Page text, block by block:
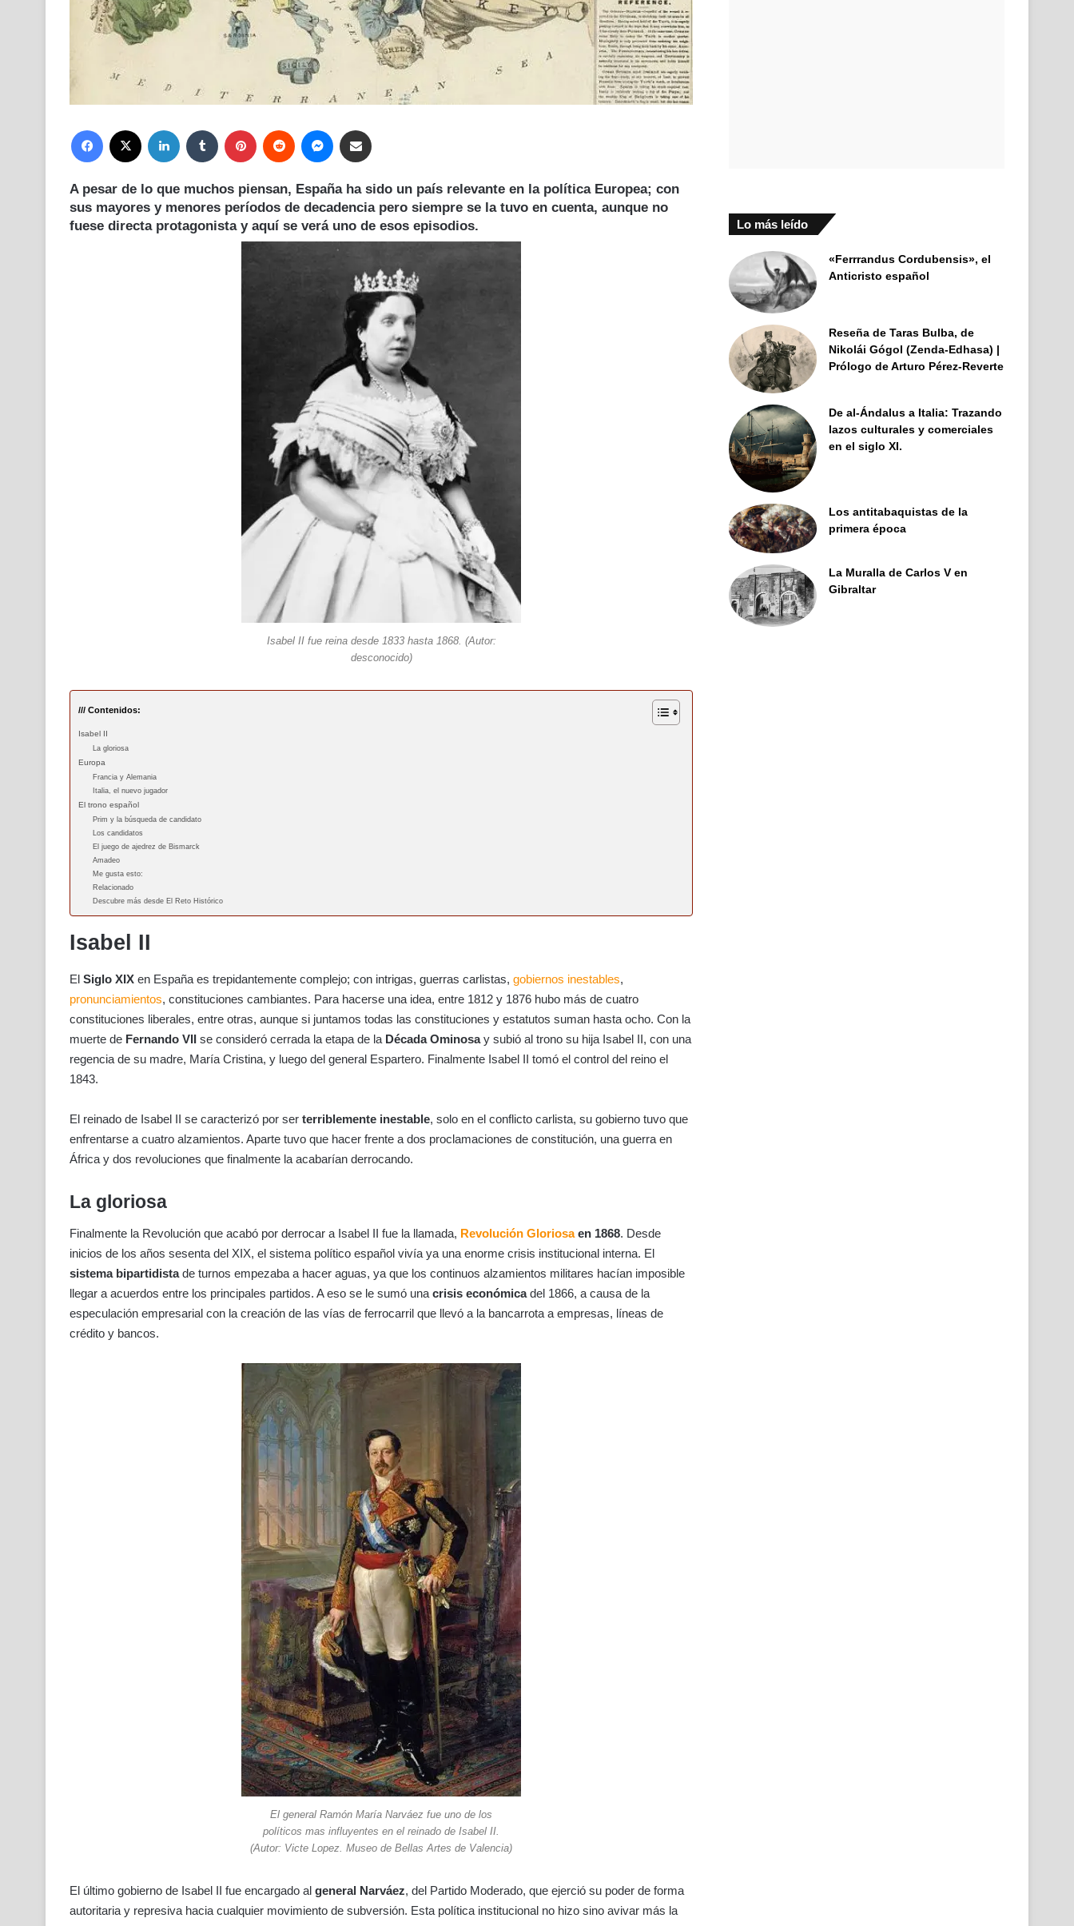
Facebook LinkedIn Tumblr Pinterest Reddit Messenger
A pesar de lo que muchos piensan, España ha sido un país relevante en la política Europea; con
sus mayores y menores períodos de decadencia pero siempre se la tuvo en cuenta, aunque no
fuese directa protagonista y aquí se verá uno de esos episodios.
Isabel II fue reina desde 1833 hasta 1868. (Autor:
desconocido)
/// Contenidos:
Isabel II
La gloriosa
Europa
Francia y Alemania
Italia, el nuevo jugador
El trono español
Prim y la búsqueda de candidato
Los candidatos
El juego de ajedrez de Bismarck
Amadeo
Me gusta esto:
Relacionado
Descubre más desde El Reto Histórico
Isabel II
El Siglo XIX en España es trepidantemente complejo; con intrigas, guerras carlistas, gobiernos inestables,
pronunciamientos, constituciones cambiantes. Para hacerse una idea, entre 1812 y 1876 hubo más de cuatro
constituciones liberales, entre otras, aunque si juntamos todas las constituciones y estatutos suman hasta ocho. Con la
muerte de Fernando VII se consideró cerrada la etapa de la Década Ominosay subió al trono su hija Isabel II, con una
regencia de su madre, María Cristina, y luego del general Espartero. Finalmente Isabel II tomó el control del reino el
1843.
El reinado de Isabel II se caracterizó por ser terriblemente inestable, solo en el conflicto carlista, su gobierno tuvo que
enfrentarse a cuatro alzamientos. Aparte tuvo que hacer frente a dos proclamaciones de constitución, una guerra en
África y dos revoluciones que finalmente la acabarían derrocando.
La gloriosa
Finalmente la Revolución que acabó por derrocar a Isabel II fue la llamada, Revolución Gloriosaen 1868. Desde
inicios de los años sesenta del XIX, el sistema político español vivía ya una enorme crisis institucional interna. El
sistema bipartidistade turnos empezaba a hacer aguas, ya que los continuos alzamientos militares hacían imposible
llegar a acuerdos entre los principales partidos. A eso se le sumó una crisis económicadel 1866, a causa de la
especulación empresarial con la creación de las vías de ferrocarril que llevó a la bancarrota a empresas, líneas de
crédito y bancos.
El general Ramón María Narváez fue uno de los
políticos mas influyentes en el reinado de Isabel II.
(Autor: Victe Lopez. Museo de Bellas Artes de Valencia)
El último gobierno de Isabel II fue encargado al general Narváez, del Partido Moderado, que ejerció su poder de forma
autoritaria y represiva hacia cualquier movimiento de subversión. Esta política institucional no hizo sino avivar más la
Lo más leído
«Ferrrandus Cordubensis», el
Anticristo español
Reseña de Taras Bulba, de
Nikolái Gógol (Zenda-Edhasa) |
Prólogo de Arturo Pérez-Reverte
De al-Ándalus a Italia: Trazando
lazos culturales y comerciales
en el siglo XI.
Los antitabaquistas de la
primera época
La Muralla de Carlos V en
Gibraltar